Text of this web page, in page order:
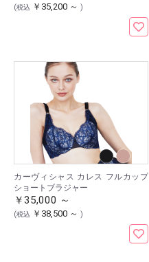
(税込 ￥35,200 ～ )
カーヴィシャス カレス フルカップ
ショートブラジャー
￥35,000 ～
(税込 ￥38,500 ～ )